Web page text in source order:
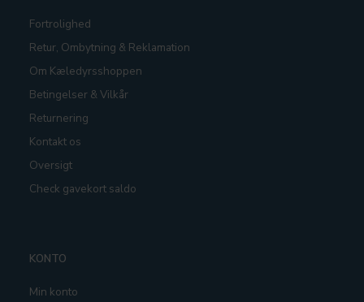
Fortrolighed
Retur, Ombytning & Reklamation
Om Kæledyrsshoppen
Betingelser & Vilkår
Returnering
Kontakt os
Oversigt
Check gavekort saldo
KONTO
Min konto